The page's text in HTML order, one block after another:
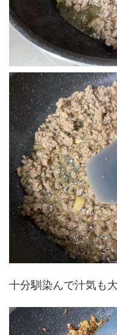
十分馴染んで汁気も